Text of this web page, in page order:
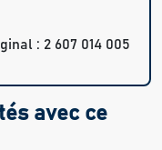
: 2 607 014 005
avec ce